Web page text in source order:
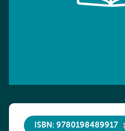
ISBN: 9780198489917